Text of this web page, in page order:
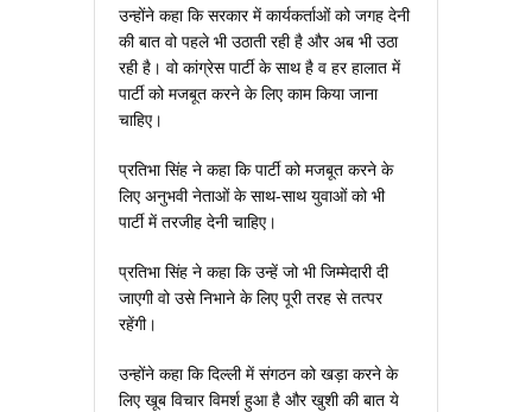
उन्‍होंने कहा कि सरकार में कार्यकर्ताओं को जगह देनी
की बात वो पहले भी उठाती रही है और अब भी उठा
रही है। वो कांग्रेस पार्टी के साथ है व हर हालात में
पार्टी को मजबूत करने के लिए काम किया जाना
चाहिए।
प्रतिभा सिंह ने कहा कि पार्टी को मजबूत करने के
लिए अनुभवी नेताओं के साथ-साथ युवाओं को भी
पार्टी में तरजीह देनी चाहिए।
प्रतिभा सिंह ने कहा कि उन्‍हें जो भी जिम्‍मेदारी दी
जाएगी वो उसे निभाने के लिए पूरी तरह से तत्‍पर
रहेंगी।
उन्‍होंने कहा कि दिल्‍ली में संगठन को खड़ा करने के
लिए खूब विचार विमर्श हुआ है और खुशी की बात ये